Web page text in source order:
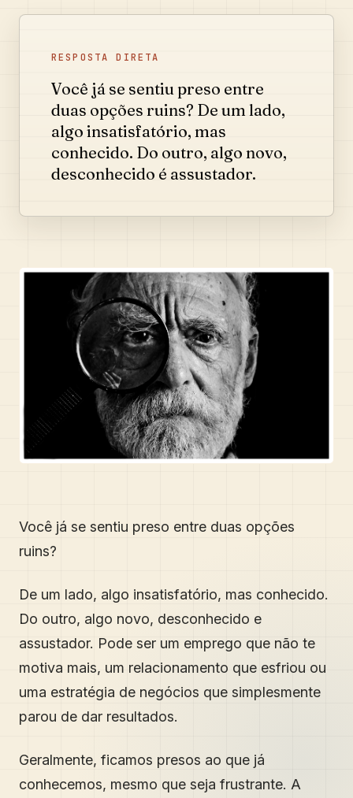
RESPOSTA DIRETA
Você já se sentiu preso entre
duas opções ruins? De um lado,
algo insatisfatório, mas
conhecido. Do outro, algo novo,
desconhecido é assustador.
Você já se sentiu preso entre duas opções
ruins?
De um lado, algo insatisfatório, mas conhecido.
Do outro, algo novo, desconhecido e
assustador. Pode ser um emprego que não te
motiva mais, um relacionamento que esfriou ou
uma estratégia de negócios que simplesmente
parou de dar resultados.
Geralmente, ficamos presos ao que já
conhecemos, mesmo que seja frustrante. A